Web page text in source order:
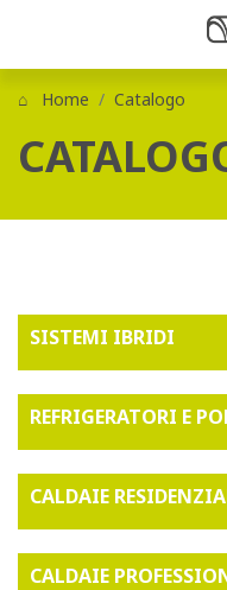
Home Catalogo
SISTEMI IBRIDI
REFRIGERATORI E
CALDAIE
CALDAIE